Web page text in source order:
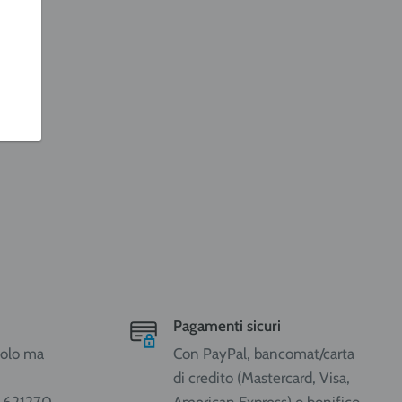
ma
Pagamenti sicuri
Con PayPal, bancomat/carta
di credito (Mastercard, Visa,